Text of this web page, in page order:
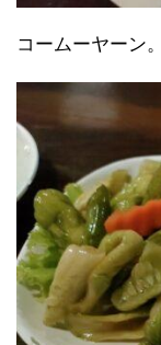
コームーヤーン。